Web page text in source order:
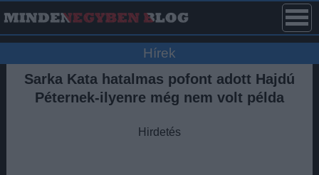
Hírek
Sarka Kata hatalmas pofont adott Hajdú
Péternek-ilyenre még nem volt példa
Hirdetés